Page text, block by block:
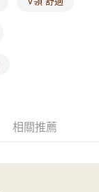
查看運費
相關推薦